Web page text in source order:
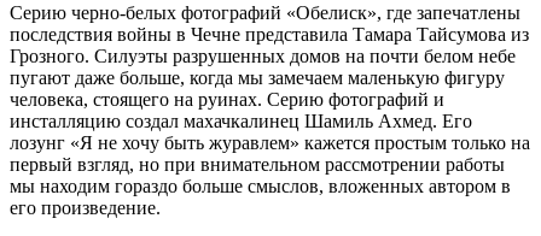
Серию черно-белых фотографий «Обелиск», где запечатлены
послед­ствия войны в Чечне представила Та­мара Тайсумова из
Грозного. Силуэты разрушенных домов на почти белом небе
пугают даже больше, когда мы за­мечаем маленькую фигуру
человека, стоящего на руинах. Серию фотогра­фий и
инсталляцию создал махачкали­нец Шамиль Ахмед. Его
лозунг «Я не хочу быть журавлем» кажется простым только на
первый взгляд, но при внима­тельном рассмотрении работы
мы на­ходим гораздо больше смыслов, вло­женных автором в
его произведение.